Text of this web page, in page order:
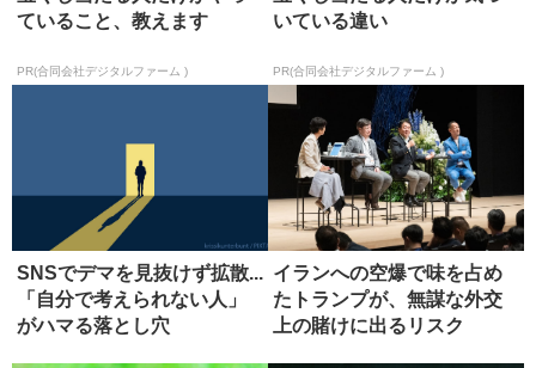
ていること、教えます
PR(合同会社デジタルファーム )
いている違い
PR(合同会社デジタルファーム )
SNSでデマを見抜けず拡散...
「自分で考えられない人」
がハマる落とし穴
イランへの空爆で味を占め
たトランプが、無謀な外交
上の賭けに出るリスク